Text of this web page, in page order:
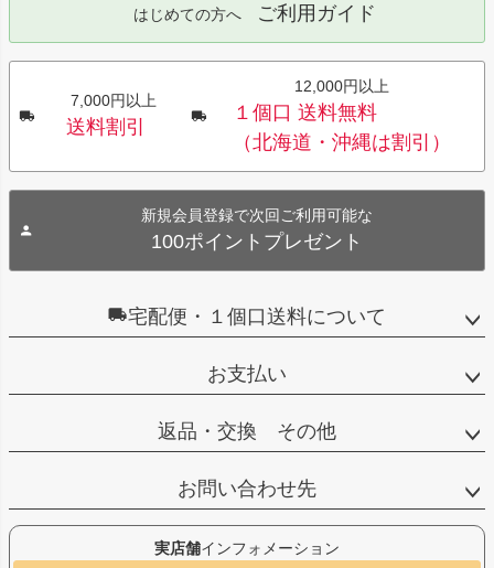
はじめての方へ ご利用ガイド
7,000円以上
送料割引
12,000円以上
１個口 送料無料
（北海道・沖縄は割引）
新規会員登録で次回ご利用可能な
100ポイントプレゼント
宅配便・１個口送料について
お支払い
返品・交換 その他
お問い合わせ先
実店舗インフォメーション